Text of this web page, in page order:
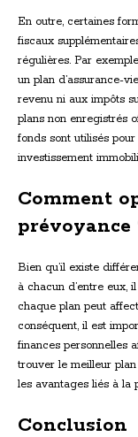
En outre, certaines
fiscaux
régulières. Par
un plan d’assurance-
revenu ni aux impôts
plans non enregistrés
fonds sont utilisés
investissement
Comment
prévoyance
Bien qu’il existe
à chacun d’entre eux,
chaque plan peut
conséquent, il est
finances personnelles
trouver le meilleur
les avantages liés à la
Conclusion